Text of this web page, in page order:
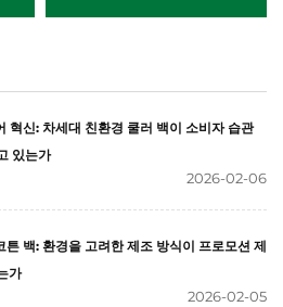
혁신: 차세대 친환경 쿨러 백이 소비자 습관
있는가
2026-02-06
백: 환경을 고려한 제조 방식이 프로모션 제
가
2026-02-05